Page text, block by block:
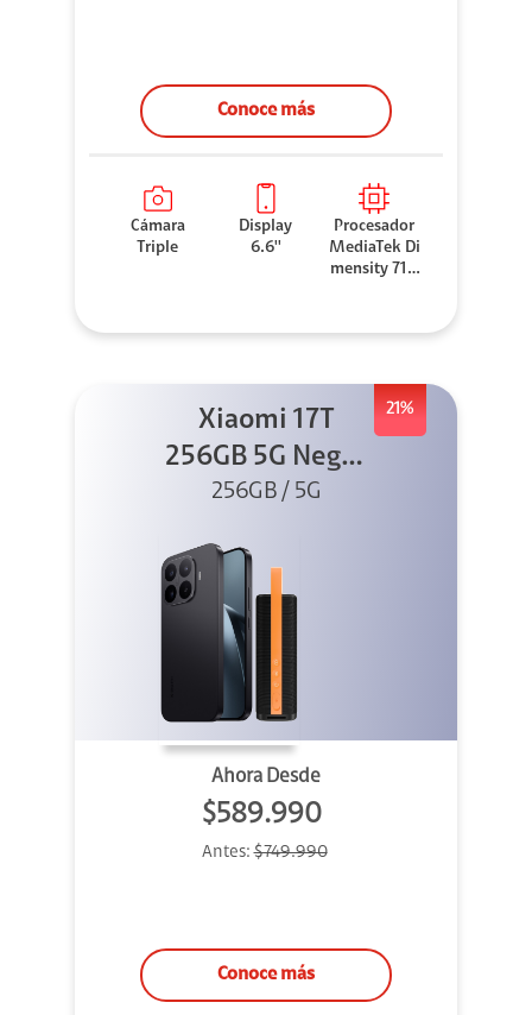
Conoce más
Cámara
Triple
Display
6.6''
Procesador
MediaTek Di
mensity 710
21%
Xiaomi 17T
256GB 5G Negro
+ Sound
256GB / 5G
Ahora Desde
$589.990
Antes:$749.990
Conoce más